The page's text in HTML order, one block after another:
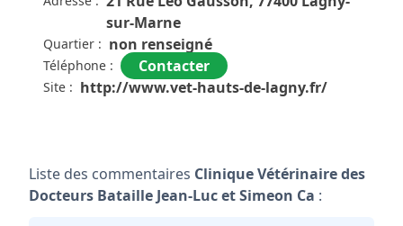
sur-Marne
Quartier : non renseigné
Téléphone : Contacter
Site : http://www.vet-hauts-de-lagny.fr/
Liste des commentaires Clinique Vétérinaire des
Docteurs Bataille Jean-Luc et Simeon Ca :